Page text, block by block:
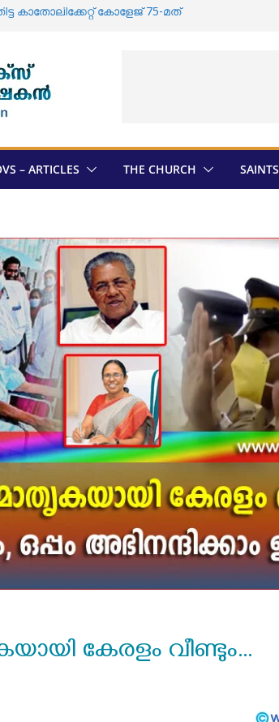
കാതോലിക്കേറ്റ്‌ കോളേജ്‌ 75-മത്
വിഭാഗം
തിരഞ്ഞെടുപ്പ് ; സ്ഥാനാർത്ഥികളെ
സഭ മെത്രാൻ തിരെഞ്ഞെടുപ്പ് ; അന്തിമ
വി ഡി സതീശൻ ദേവലോകം അരമന
– ARTICLES THE CHURCH SAINTS
കേരളം വീണ്ടും…